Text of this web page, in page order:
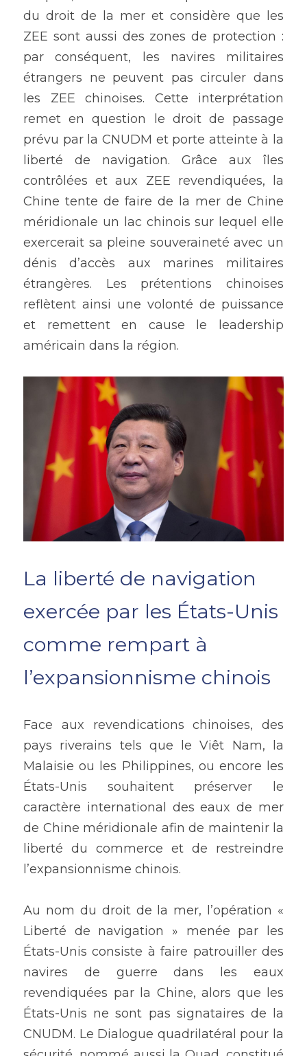
du droit de la mer et considère que les
ZEE sont aussi des zones de protection :
par conséquent, les navires militaires
étrangers ne peuvent pas circuler dans
les ZEE chinoises. Cette interprétation
remet en question le droit de passage
prévu par la CNUDM et porte atteinte à la
liberté de navigation. Grâce aux îles
contrôlées et aux ZEE revendiquées, la
Chine tente de faire de la mer de Chine
méridionale un lac chinois sur lequel elle
exercerait sa pleine souveraineté avec un
dénis d’accès aux marines militaires
étrangères. Les prétentions chinoises
reflètent ainsi une volonté de puissance
et remettent en cause le leadership
américain dans la région.
La liberté de navigation
exercée par les États-Unis
comme rempart à
l’expansionnisme chinois
Face aux revendications chinoises, des
pays riverains tels que le Viêt Nam, la
Malaisie ou les Philippines, ou encore les
États-Unis souhaitent préserver le
caractère international des eaux de mer
de Chine méridionale afin de maintenir la
liberté du commerce et de restreindre
l’expansionnisme chinois.
Au nom du droit de la mer, l’opération «
Liberté de navigation » menée par les
États-Unis consiste à faire patrouiller des
navires de guerre dans les eaux
revendiquées par la Chine, alors que les
États-Unis ne sont pas signataires de la
CNUDM. Le Dialogue quadrilatéral pour la